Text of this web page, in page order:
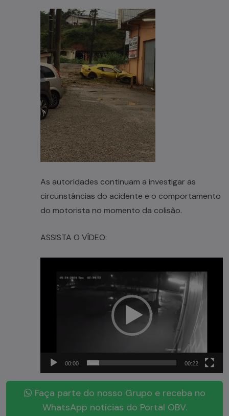
As autoridades continuam a investigar as
circunstâncias do acidente e o comportamento
do motorista no momento da colisão.
ASSISTA O VÍDEO:
vídeo
00:00 00:22
Faça parte do nosso Grupo e receba no
WhatsApp notícias do Portal OBV.